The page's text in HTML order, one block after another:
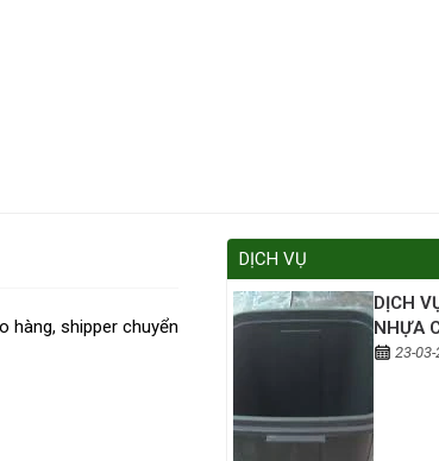
hàng, shipper chuyển
DỊCH VỤ
DỊCH
NHỰA
23-